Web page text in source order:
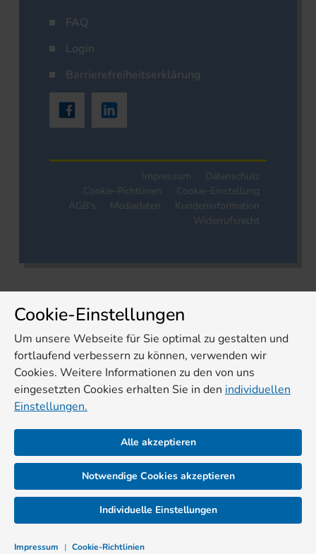
FAQ
Login
Barrierefreiheitserklärung
Impressum
Datenschutz
Cookie-Richtlinien
Cookie-Einstellung
AGB's
Mediadaten
Kundeninformation
Widerrufsrecht
Cookie-Einstellungen
Um unsere Webseite für Sie optimal zu gestalten und
fortlaufend verbessern zu können, verwenden wir
Cookies. Weitere Informationen zu den von uns
eingesetzten Cookies erhalten Sie in den individuellen
Einstellungen.
Alle akzeptieren
Notwendige Cookies akzeptieren
Impressum | Cookie-Richtlinien
Individuelle Einstellungen